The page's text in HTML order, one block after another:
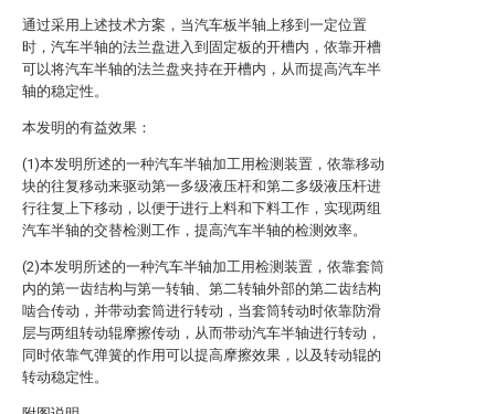
通过采用上述技术方案，当汽车板半轴上移到一定位置
时，汽车半轴的法兰盘进入到固定板的开槽内，依靠开槽
可以将汽车半轴的法兰盘夹持在开槽内，从而提高汽车半
轴的稳定性。
本发明的有益效果：
(1)本发明所述的一种汽车半轴加工用检测装置，依靠移动
块的往复移动来驱动第一多级液压杆和第二多级液压杆进
行往复上下移动，以便于进行上料和下料工作，实现两组
汽车半轴的交替检测工作，提高汽车半轴的检测效率。
(2)本发明所述的一种汽车半轴加工用检测装置，依靠套筒
内的第一齿结构与第一转轴、第二转轴外部的第二齿结构
啮合传动，并带动套筒进行转动，当套筒转动时依靠防滑
层与两组转动辊摩擦传动，从而带动汽车半轴进行转动，
同时依靠气弹簧的作用可以提高摩擦效果，以及转动辊的
转动稳定性。